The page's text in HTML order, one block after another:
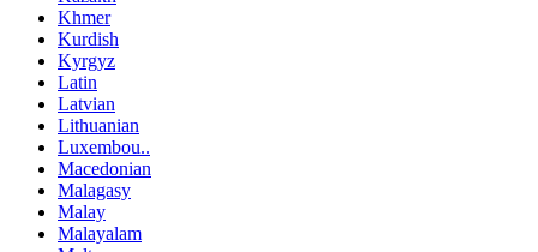
Khmer
Kurdish
Kyrgyz
Latin
Latvian
Lithuanian
Luxembou..
Macedonian
Malagasy
Malay
Malayalam